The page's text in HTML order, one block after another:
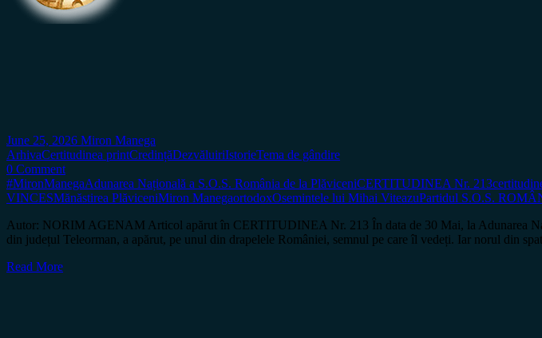
June 25, 2026 Miron Manega
ArhivaCertitudinea printCredințăDezvăluiriIstorieTema de gândire
0 Comment
#MironManegaAdunarea Națională a S.O.S. România de la PlăviceniCERTITUDINEA Nr. 213
VINCESMănăstirea PlăviceniMiron ManegaortodoxOsemintele lui Mihai ViteazuPartidul S.O.S.
Autor: NORIM AGENAM Articol apărut în CERTITUDINEA Nr. 213 În data de 30 Mai, la Adunarea
din județul Teleorman, a apărut, pe unul din drapelele României, semnul pe care îl vedeți. Iar norul din
Read More